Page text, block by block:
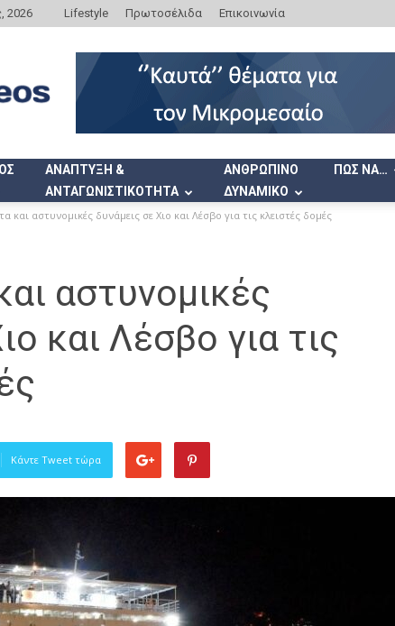
2026 Lifestyle Πρωτοσέλιδα Επικοινωνία
ΑΝΑΠΤΥΞΗ &
ΑΝΤΑΓΩΝΙΣΤΙΚΟΤΗΤΑ
ΑΝΘΡΩΠΙΝΟ
ΔΥΝΑΜΙΚΟ
ΠΩΣ ΝΑ…
και αστυνομικές δυνάμεις σε Χιο και Λέσβο για τις κλειστές δομές
αστυνομικές
και Λέσβο για τις
Κάντε Tweet τώρα